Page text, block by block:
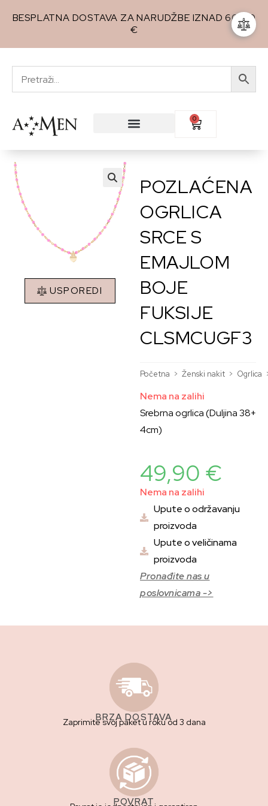
BESPLATNA DOSTAVA ZA NARUDŽBE IZNAD 60,00
€
0
USPOREDI
POZLAĆENA
OGRLICA
SRCE S
EMAJLOM
BOJE
FUKSIJE
CLSMCUGF3
Početna > Ženski nakit > Ogrlica
Nema na zalihi
Srebrna ogrlica (Duljina 38+
4cm)
49,90 €
Nema na zalihi
Upute o održavanju
proizvoda
Upute o veličinama
proizvoda
Pronađite nas u
poslovnicama ->
BRZA DOSTAVA
Zaprimite svoj paket u roku od 3 dana
POVRAT